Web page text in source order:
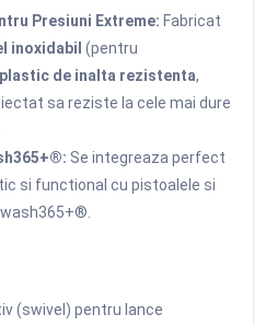
Presiuni Extreme: Fabricat
inoxidabil (pentru
plastic de inalta rezistenta,
sa reziste la cele mai dure
Se integreaza perfect
si functional cu pistoalele si
(swivel) pentru lance